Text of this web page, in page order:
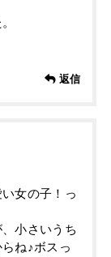
返信
女の子！っ
小さいうち
ね♪ボスっ